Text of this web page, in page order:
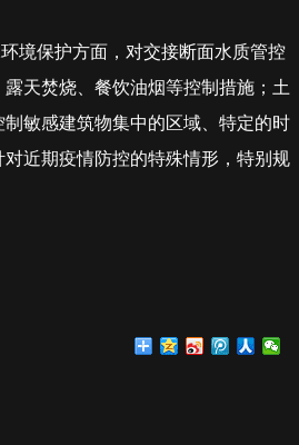
境保护方面，对交接断面水质管控
天焚烧、餐饮油烟等控制措施；土
敏感建筑物集中的区域、特定的时
近期疫情防控的特殊情形，特别规